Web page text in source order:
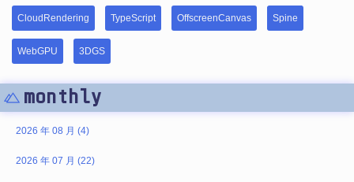
CloudRendering TypeScript OffscreenCanvas Spine
WebGPU 3DGS
monthly
2026 年 08 月 (4)
2026 年 07 月 (22)